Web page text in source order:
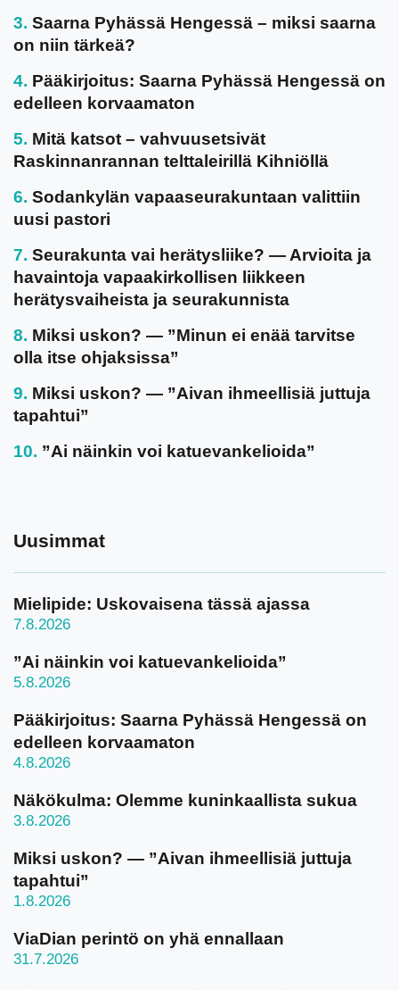
Saarna Pyhässä Hengessä – miksi saarna
on niin tärkeä?
Pääkirjoitus: Saarna Pyhässä Hengessä on
edelleen korvaamaton
Mitä katsot – vahvuusetsivät
Raskinnanrannan telttaleirillä Kihniöllä
Sodankylän vapaaseurakuntaan valittiin
uusi pastori
Seurakunta vai herätysliike? — Arvioita ja
havaintoja vapaakirkollisen liikkeen
herätysvaiheista ja seurakunnista
Miksi uskon? — ”Minun ei enää tarvitse
olla itse ohjaksissa”
Miksi uskon? — ”Aivan ihmeellisiä juttuja
tapahtui”
”Ai näinkin voi katuevankelioida”
Uusimmat
Mielipide: Uskovaisena tässä ajassa
7.8.2026
”Ai näinkin voi katuevankelioida”
5.8.2026
Pääkirjoitus: Saarna Pyhässä Hengessä on
edelleen korvaamaton
4.8.2026
Näkökulma: Olemme kuninkaallista sukua
3.8.2026
Miksi uskon? — ”Aivan ihmeellisiä juttuja
tapahtui”
1.8.2026
ViaDian perintö on yhä ennallaan
31.7.2026